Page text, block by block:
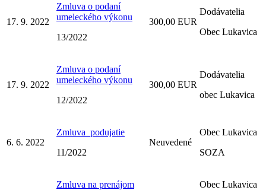
17. 9. 2022
Zmluva o podaní
umeleckého výkonu
13/2022
300,00 EUR
Dodávatelia
Obec Lukavica
17. 9. 2022
Zmluva o podaní
umeleckého výkonu
12/2022
300,00 EUR
Dodávatelia
obec Lukavica
6. 6. 2022
Zmluva_podujatie
11/2022
Neuvedené
Obec Lukavica
SOZA
Zmluva na prenájom
Obec Lukavica